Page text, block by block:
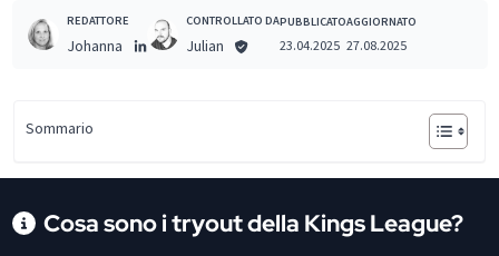
REDATTORE
Johanna
CONTROLLATO DA
Julian
PUBBLICATO
23.04.2025
AGGIORNATO
27.08.2025
Sommario
Cosa sono i tryout della Kings League?